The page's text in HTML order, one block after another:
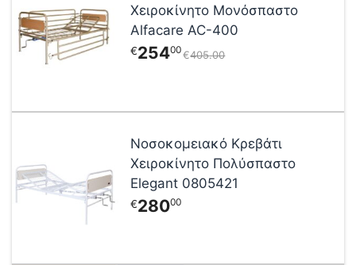
Χειροκίνητο Μονόσπαστο
Alfacare AC-400
405 00
€
25400
€
Νοσοκομειακό Κρεβάτι
Χειροκίνητο Πολύσπαστο
Elegant 0805421
28000
€